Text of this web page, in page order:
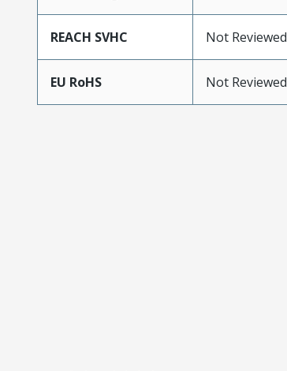
REACH SVHC Not Reviewed
EU RoHS Not Reviewed